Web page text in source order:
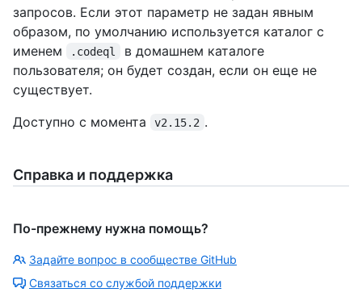
запросов. Если этот параметр не задан явным
образом, по умолчанию используется каталог с
именем
.codeql
в домашнем каталоге
пользователя; он будет создан, если он еще не
существует.
Доступно с момента
v2.15.2 .
Справка и поддержка
По-прежнему нужна помощь?
Задайте вопрос в сообществе GitHub
Связаться со службой поддержки